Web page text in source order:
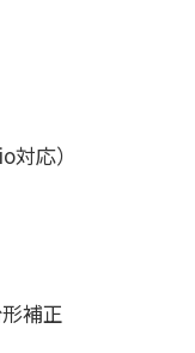
応）
補正